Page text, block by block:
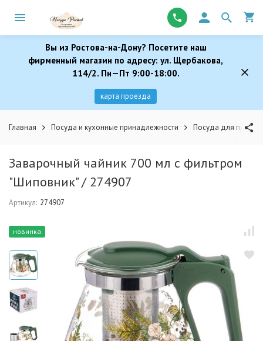
Вы из Ростова-на-Дону? Посетите наш
фирменный магазин по адресу: ул. Щербакова,
114/2. Пн—Пт 9:00-18:00.
карта проезда
Главная Посуда и кухонные принадлежности Посуда для
Заварочный чайник 700 мл с фильтром
"Шиповник" / 274907
Артикул: 274907
новинка